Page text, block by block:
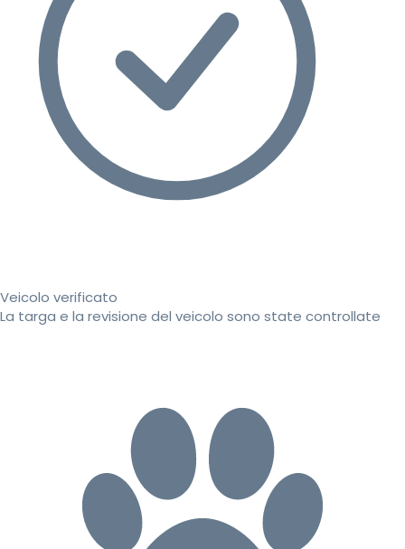
Veicolo verificato
La targa e la revisione del veicolo sono state controllate